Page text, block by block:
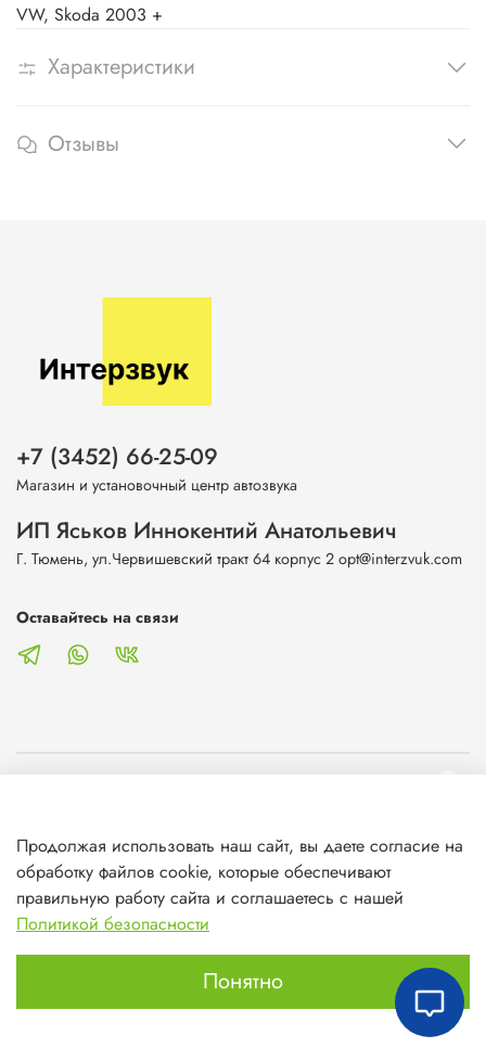
VW, Skoda 2003 +
Характеристики
Отзывы
Клиентам
Информация
+7 (3452) 66-25-09
Магазин и установочный центр автозвука
ИП Яськов Иннокентий Анатольевич
Г. Тюмень, ул.Червишевский тракт 64 корпус 2 opt@interzvuk.com
Оставайтесь на связи
Профиль
Продолжая использовать наш сайт, вы даете согласие на
обработку файлов cookie, которые обеспечивают
правильную работу сайта и соглашаетесь с нашей
Политикой безопасности
Понятно